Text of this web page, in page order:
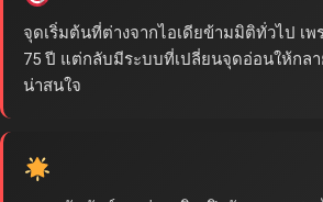
จุดเริ่มต้นที่ต่างจากไอเดียข้ามมิติทั่วไป เพ
75 ปี แต่กลับมีระบบที่เปลี่ยนจุดอ่อนให้กล
น่าสนใจ